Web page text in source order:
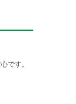
です。